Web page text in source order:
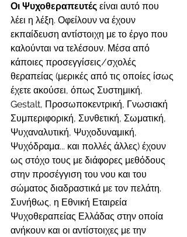
Οι Ψυχοθεραπευτές είναι αυτό που
λέει η λέξη. Οφείλουν να έχουν
εκπαίδευση αντίστοιχη με το έργο που
καλούνται να τελέσουν. Μέσα από
κάποιες προσεγγίσεις/σχολές
θεραπείας (μερικές από τις οποίες ίσως
έχετε ακούσει, όπως Συστημική,
Gestalt, Προσωποκεντρική, Γνωσιακή
Συμπεριφορική, Συνθετική, Σωματική,
Ψυχαναλυτική, Ψυχοδυναμική,
Ψυχόδραμα... και πολλές άλλες) έχουν
ως στόχο τους με διάφορες μεθόδους
στην προσέγγιση του νου και του
σώματος διαδραστικά με τον πελάτη.
Συνήθως, η Εθνική Εταιρεία
Ψυχοθεραπείας Ελλάδας στην οποία
ανήκουν και οι αντίστοιχες με την